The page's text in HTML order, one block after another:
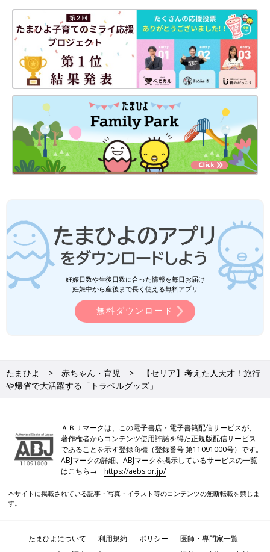
●この記事は個人の体験を取材し、編集したものです。
●記事の内容は2025年8月の情報で、現在と異なる場合がありま
す。
【無印良品】再販待ってました！ 丈夫で
使いやすい1本約25円「革命的マルチバ
ンド」
無印良品で品薄状態の「シリコーンマルチバン
ド（税込290円）」はご存じでしょうか？春に
購入し、とても使い勝手がよかったので再購入
しようとしたら、しばらく完売が続いていまし
た。見つけたら即買いしたい、丈夫で使いやす
いシリコーンマルチバンドの使い方をご紹介し
ます。
桐生奈奈子
パンとコーヒーが大好きな2児の母ちゃん。家事の中で好きなの
妊娠日数や生後日数に合った情報を毎日お届け
妊娠中から産後まで長く使える無料アプリ
無料ダウンロード
たまひよ 赤ちゃん・育児
【セリア】考えた人天才！旅行
や帰省で大活躍する「トラベルグッズ」
ＡＢＪマークは、この電子書店・電子書籍配信サービスが、
著作権者からコンテンツ使用許諾を得た正規版配信サービス
であることを示す登録商標（登録番号 第11091000号）です。
ABJマークの詳細、ABJマークを掲示しているサービスの一覧
はこちら→https://aebs.or.jp/
本サイトに掲載されている記事・写真・イラスト等のコンテンツの無断転載を禁じま
す。
たまひよについて 利用規約 ポリシー
医師・専門家一覧